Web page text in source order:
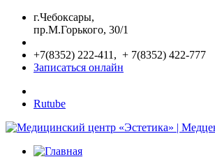
г.Чебоксары,
пр.М.Горького, 30/1
+7(8352) 222-411, + 7(8352) 422-777
Записаться онлайн
Rutube